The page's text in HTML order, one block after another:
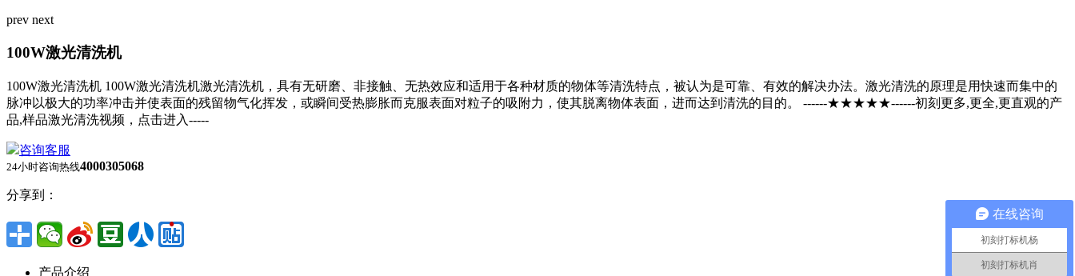
prev next
100W激光清洗机
100W激光清洗机 100W激光清洗机激光清洗机，具有无研磨、非接触、无热效应和适用于各种材质的物体等清洗特点，被认为是可靠、有效的解决办法。激光清洗的原理是用快速而集中的
脉冲以极大的功率冲击并使表面的残留物气化挥发，或瞬间受热膨胀而克服表面对粒子的吸附力，使其脱离物体表面，进而达到清洗的目的。 ------★★★★★------初刻更多,更全,更直观的产
品,样品激光清洗视频，点击进入-----
咨询客服
24小时咨询热线4000305068
分享到：
产品介绍
在线咨询
初刻打标机杨
初刻打标机肖